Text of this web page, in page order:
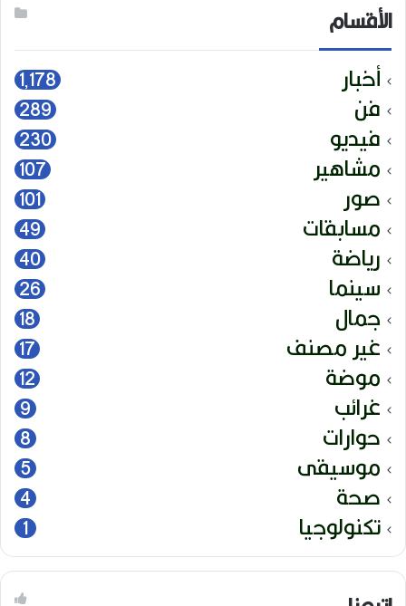
الأقسام
أخبار 1٬178
فن 289
فيديو 230
مشاهير 107
صور 101
مسابقات 49
رياضة 40
سينما 26
جمال 18
غير مصنف 17
موضة 12
غرائب 9
حوارات 8
موسيقى 5
صحة 4
تكنولوجيا 1